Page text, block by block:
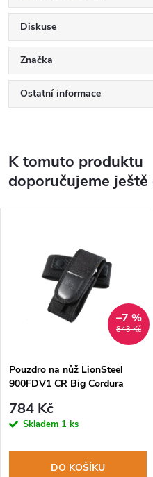
Diskuse
Značka
Ostatní informace
K tomuto produktu
doporučujeme
843 Kč
–7 %
Pouzdro na nůž LionSteel
900FDV1 CR Big Cordura
784 Kč
Skladem 1 ks
DO KOŠÍKU